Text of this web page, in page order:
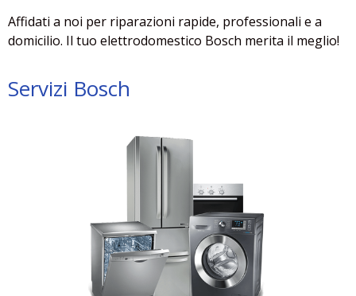
Affidati a noi per riparazioni rapide, professionali e a
domicilio. Il tuo elettrodomestico Bosch merita il meglio!
Servizi Bosch